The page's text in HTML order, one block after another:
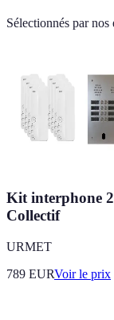
Sélectionnés par nos
Kit interphone
Collectif
URMET
789 EURVoir le prix